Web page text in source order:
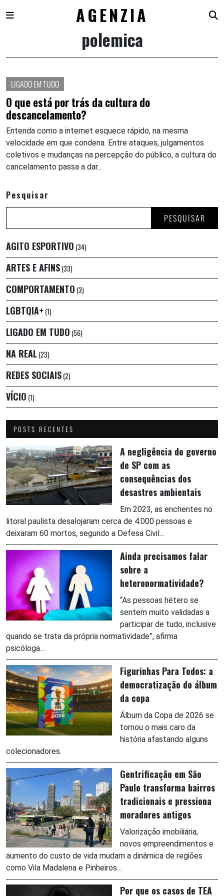
content
AGENZIA
polemica
LIGADO EM TUDO
O que está por trás da cultura do
descancelamento?
Entenda como a internet esquece rápido, na mesma
velocidade em que condena. Entre ataques, julgamentos
coletivos e mudanças na percepção do público, a cultura do
cancelamento passa a dar...
Pesquisar
PESQUISAR
AGITO ESPORTIVO (34)
ARTES E AFINS(33)
COMPORTAMENTO (3)
LGBTQIA+ (1)
LIGADO EM TUDO (56)
NA REAL(23)
REDES SOCIAIS(2)
VÍCIO (1)
POSTS RECENTES
A negligência do governo
de SP com as
consequências dos
desastres ambientais
Em 2023, as enchentes no
litoral paulista desalojaram cerca de 4.000 pessoas e
deixaram 60 mortos, segundo a Defesa Civil…
Ainda precisamos falar
sobre a
heteronormatividade?
“As pessoas hétero se
sentem muito validadas a
participar de tudo, inclusive
quando se trata da própria normatividade”, afirma
psicóloga…
Figurinhas Para Todos: a
democratização do álbum
da copa
Álbum da Copa de 2026 se
tornou o mais caro da
história afastando alguns
colecionadores.
Gentrificação em São
Paulo transforma bairros
tradicionais e pressiona
moradores antigos
Valorização imobiliária,
novos empreendimentos e
aumento do custo de vida mudam a dinâmica de regiões
como Vila Madalena e Pinheiros…
Por que os casos de TEA